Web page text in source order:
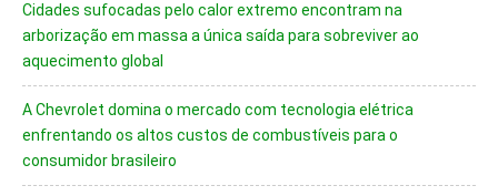
Cidades sufocadas pelo calor extremo encontram na
arborização em massa a única saída para sobreviver ao
aquecimento global
A Chevrolet domina o mercado com tecnologia elétrica
enfrentando os altos custos de combustíveis para o
consumidor brasileiro